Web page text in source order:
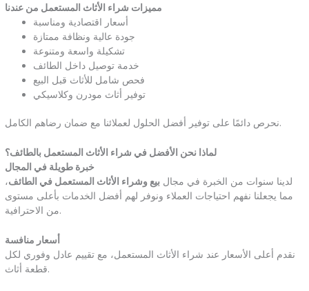
مميزات شراء الأثاث المستعمل من عندنا
أسعار اقتصادية ومناسبة
جودة عالية ونظافة ممتازة
تشكيلة واسعة ومتنوعة
خدمة توصيل داخل الطائف
فحص شامل للأثاث قبل البيع
توفير أثاث مودرن وكلاسيكي
نحرص دائمًا على توفير أفضل الحلول لعملائنا مع ضمان رضاهم الكامل.
لماذا نحن الأفضل في شراء الأثاث المستعمل بالطائف؟
خبرة طويلة في المجال
لدينا سنوات من الخبرة في مجال بيع وشراء الأثاث المستعمل في الطائف،
مما يجعلنا نفهم احتياجات العملاء ونوفر لهم أفضل الخدمات بأعلى مستوى
من الاحترافية.
أسعار منافسة
نقدم أعلى الأسعار عند شراء الأثاث المستعمل، مع تقييم عادل وفوري لكل
قطعة أثاث.